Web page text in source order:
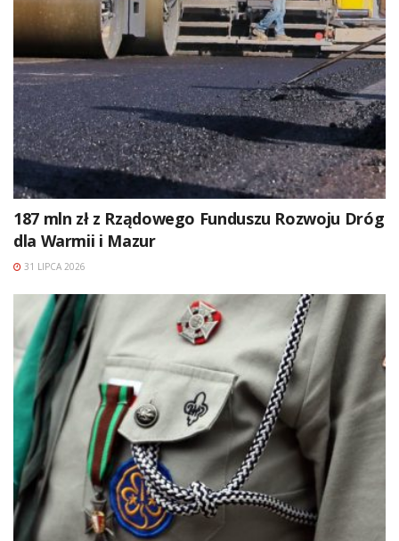
187 mln zł z Rządowego Funduszu Rozwoju Dróg
dla Warmii i Mazur
31 LIPCA 2026